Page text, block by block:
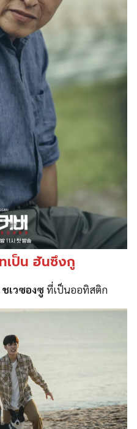
เป็น ฮันซึงกู
ชเวซองซูที่เป็นออทิสติก